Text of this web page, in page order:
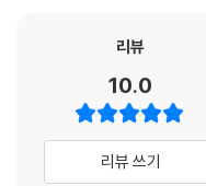
리뷰
10.0
리뷰 쓰기